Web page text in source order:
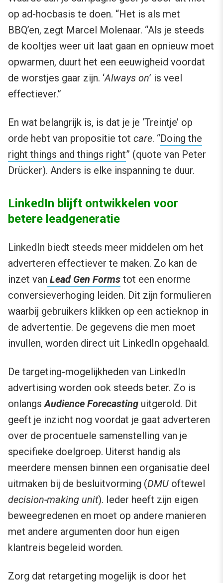
op ad-hocbasis te doen. “Het is als met
BBQ’en, zegt Marcel Molenaar. “Als je steeds
de kooltjes weer uit laat gaan en opnieuw moet
opwarmen, duurt het een eeuwigheid voordat
de worstjes gaar zijn. ‘Always on’ is veel
effectiever.”
En wat belangrijk is, is dat je je ‘Treintje’ op
orde hebt van propositie tot care. “Doing the
right things and things right” (quote van Peter
Drücker). Anders is elke inspanning te duur.
LinkedIn blijft ontwikkelen voor
betere leadgeneratie
LinkedIn biedt steeds meer middelen om het
adverteren effectiever te maken. Zo kan de
inzet van Lead Gen Forms tot een enorme
conversieverhoging leiden. Dit zijn formulieren
waarbij gebruikers klikken op een actieknop in
de advertentie. De gegevens die men moet
invullen, worden direct uit LinkedIn opgehaald.
De targeting-mogelijkheden van LinkedIn
advertising worden ook steeds beter. Zo is
onlangsAudience Forecasting uitgerold. Dit
geeft je inzicht nog voordat je gaat adverteren
over de procentuele samenstelling van je
specifieke doelgroep. Uiterst handig als
meerdere mensen binnen een organisatie deel
uitmaken bij de besluitvorming (DMU oftewel
decision-making unit). Ieder heeft zijn eigen
beweegredenen en moet op andere manieren
met andere argumenten door hun eigen
klantreis begeleid worden.
Zorg dat retargeting mogelijk is door het